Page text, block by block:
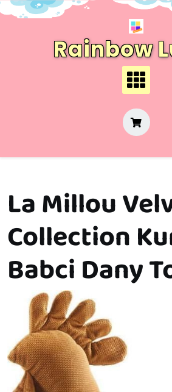
Skip
Rainbow
La Millou
Collection
Babci Dany